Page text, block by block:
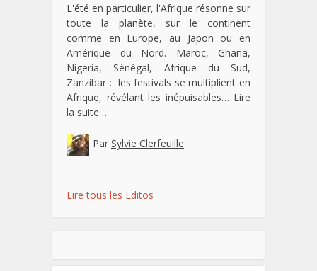
L'été en particulier, l'Afrique résonne sur
toute la planète, sur le continent
comme en Europe, au Japon ou en
Amérique du Nord. Maroc, Ghana,
Nigeria, Sénégal, Afrique du Sud,
Zanzibar : les festivals se multiplient en
Afrique, révélant les inépuisables… Lire
la suite…
Par Sylvie Clerfeuille
Lire tous les Editos